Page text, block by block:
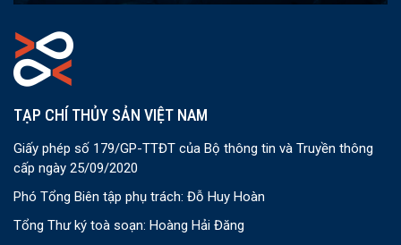
TẠP CHÍ THỦY SẢN VIỆT NAM
Giấy phép số 179/GP-TTĐT của Bộ thông tin và Truyền thông
cấp ngày 25/09/2020
Phó Tổng Biên tập phụ trách: Đỗ Huy Hoàn
Tổng Thư ký toà soạn: Hoàng Hải Đăng